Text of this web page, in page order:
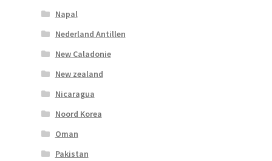
Napal
Nederland Antillen
New Caladonie
New zealand
Nicaragua
Noord Korea
Oman
Pakistan